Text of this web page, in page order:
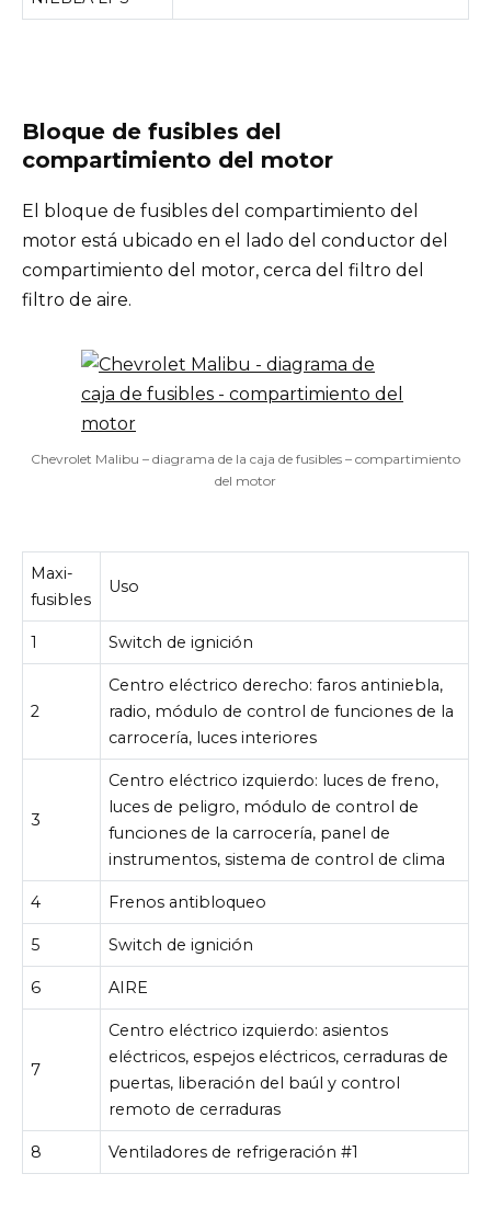
Bloque de fusibles del
compartimiento del motor
El bloque de fusibles del compartimiento del
motor está ubicado en el lado del conductor del
compartimiento del motor, cerca del filtro del
filtro de aire.
Chevrolet Malibu – diagrama de la caja de fusibles – compartimiento
del motor
Maxi-
fusibles
Uso
1 Switch de ignición
2
Centro eléctrico derecho: faros antiniebla,
radio, módulo de control de funciones de la
carrocería, luces interiores
3
Centro eléctrico izquierdo: luces de freno,
luces de peligro, módulo de control de
funciones de la carrocería, panel de
instrumentos, sistema de control de clima
4 Frenos antibloqueo
5 Switch de ignición
6 AIRE
7
Centro eléctrico izquierdo: asientos
eléctricos, espejos eléctricos, cerraduras de
puertas, liberación del baúl y control
remoto de cerraduras
8 Ventiladores de refrigeración #1